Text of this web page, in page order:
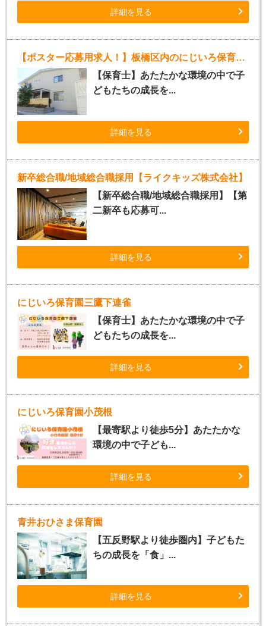
詳細を見る
【ポスター応募用求人！】板橋区内のにじいろ保育園（正社員保育士）
【保育士】あたたかな環境の中で子
どもたちの成長を...
詳細を見る
新卒総合職/地域総合職採用【ライクキッズ株式会社】
【新卒総合職/地域総合職採用】【第
二新卒も応募可...
詳細を見る
にじいろ保育園三鷹下連雀
【保育士】あたたかな環境の中で子
どもたちの成長を...
詳細を見る
にじいろ保育園小茂根
【最寄駅より徒歩5分】あたたかな
環境の中で子ども...
詳細を見る
青井おひさま保育園
【五反野駅より徒歩圏内】子どもた
ちの成長を「食」...
詳細を見る